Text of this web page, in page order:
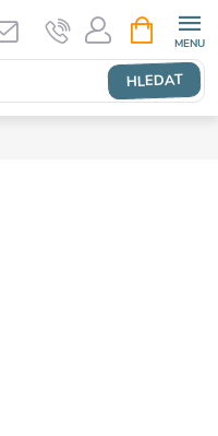
HLEDAT
NÁKUPNÍ
KOŠÍK